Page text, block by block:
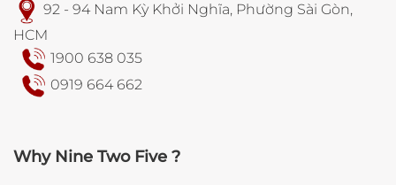
92 - 94 Nam Kỳ Khởi Nghĩa, Phường Sài Gòn,
HCM
1900 638 035
0919 664 662
Why Nine Two Five ?